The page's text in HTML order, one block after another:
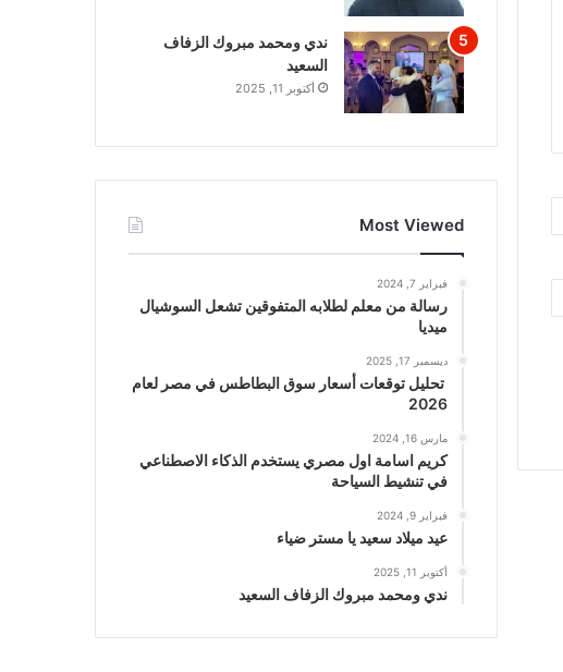
ندي ومحمد مبروك الزفاف
السعيد
أكتوبر 11, 2025
Most Viewed
فبراير 7, 2024
رسالة من معلم لطلابه المتفوقين تشعل السوشيال
ميديا
ديسمبر 17, 2025
تحليل توقعات أسعار سوق البطاطس في مصر لعام
2026
مارس 16, 2024
كريم اسامة اول مصري يستخدم الذكاء الاصطناعي
في تنشيط السياحة
فبراير 9, 2024
عيد ميلاد سعيد يا مستر ضياء
أكتوبر 11, 2025
ندي ومحمد مبروك الزفاف السعيد